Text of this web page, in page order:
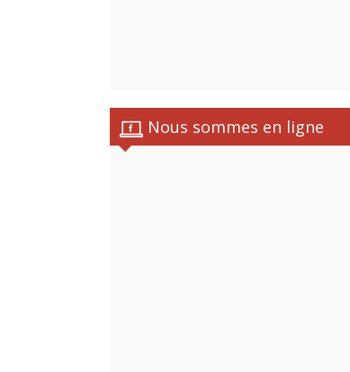
Nous sommes en ligne